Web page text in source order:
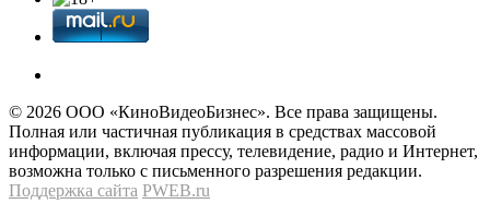
© 2026 OOО «КиноВидеоБизнес». Все права защищены.
Полная или частичная публикация в средствах массовой
информации, включая прессу, телевидение, радио и Интернет,
возможна только с письменного разрешения редакции.
Поддержка сайта PWEB.ru